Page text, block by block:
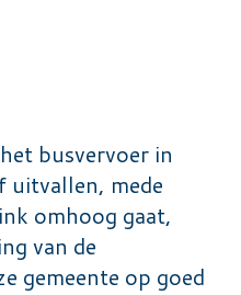
busvervoer in
uitvallen, mede
omhoog gaat,
van de
gemeente op goed